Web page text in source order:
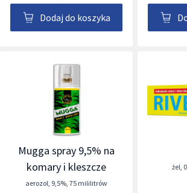
Dodaj do koszyka
Mugga spray 9,5% na
komary i kleszcze
aerozol, 9,5%, 75 mililitrów
żel,